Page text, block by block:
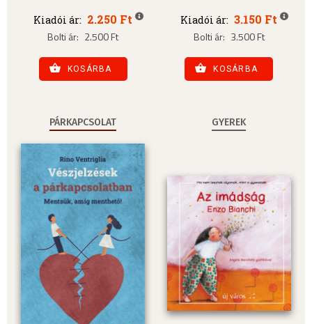
Kiadói ár: 2.250 Ft
Bolti ár: 2.500 Ft
KOSÁRBA
Kiadói ár: 3.150 Ft
Bolti ár: 3.500 Ft
KOSÁRBA
PÁRKAPCSOLAT GYEREK